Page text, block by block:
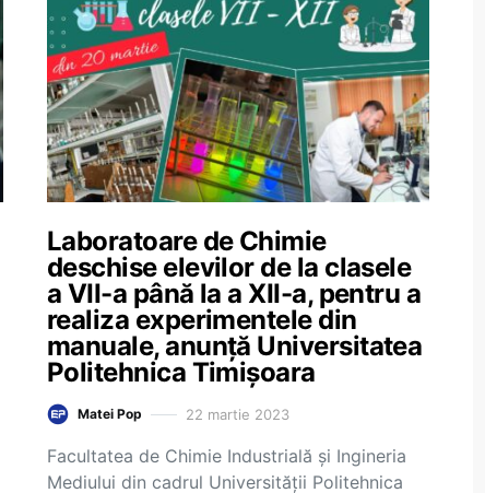
Laboratoare de Chimie
deschise elevilor de la clasele
a VII-a până la a XII-a, pentru a
realiza experimentele din
manuale, anunță Universitatea
Politehnica Timişoara
Matei Pop 22 martie 2023
Facultatea de Chimie Industrială şi Ingineria
Mediului din cadrul Universităţii Politehnica